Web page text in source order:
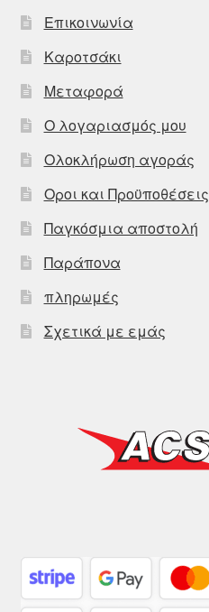
Επικοινωνία
Καροτσάκι
Μεταφορά
Ο λογαριασμός μου
Ολοκλήρωση αγοράς
Οροι και Προϋποθέσεις
Παγκόσμια αποστολή
Παράπονα
πληρωμές
Σχετικά με εμάς